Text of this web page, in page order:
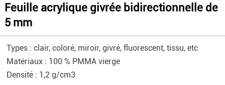
Feuille acrylique givrée bidirectionnelle de
5 mm
​Types : clair, coloré, miroir, givré, fluorescent, tissu, etc
Matériaux : 100 % PMMA vierge
Densité : 1,2 g/cm3